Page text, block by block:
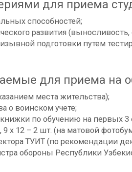
для приема
способностей;
развития
подготовки путем
для приема на
места жительства);
о воинском учете;
по обучению на первых 3
9 x 12 – 2 шт. (на матовой
ТУИТ (по рекомендации
обороны Республики